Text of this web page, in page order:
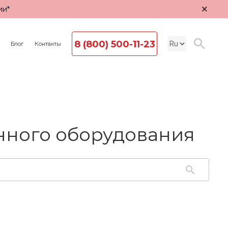
×
Блог Контакты 8 (800) 500-11-23
оборудования